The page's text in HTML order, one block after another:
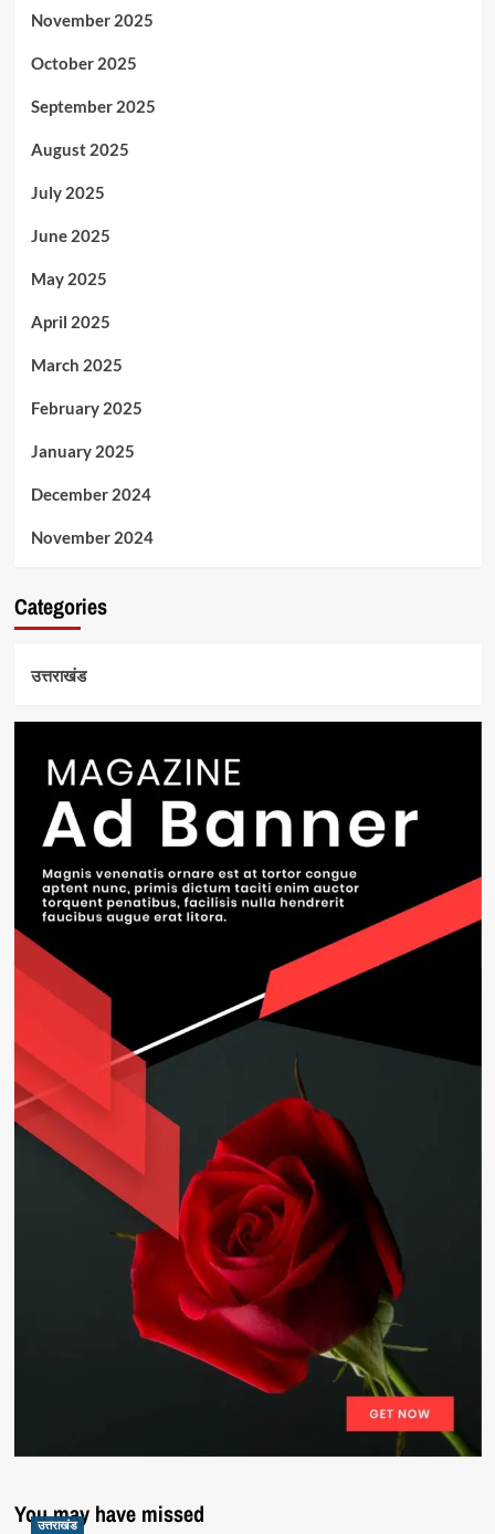
November 2025
October 2025
September 2025
August 2025
July 2025
June 2025
May 2025
April 2025
March 2025
February 2025
January 2025
December 2024
November 2024
Categories
उत्तराखंड
You may have missed
उत्तराखंड